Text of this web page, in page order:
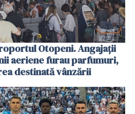
Otopeni. Angajații
aeriene furau parfumuri,
destinată vânzării